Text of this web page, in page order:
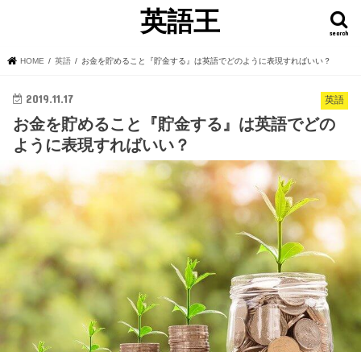
英語王 search
HOME 英語 お金を貯めること『貯金する』は英語でどのように表現すればいい？
英語
2019.11.17
お金を貯めること『貯金する』は英語でどの
ように表現すればいい？